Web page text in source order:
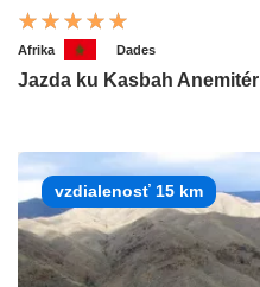
Afrika Dades
Jazda ku Kasbah Anemitér
vzdialenosť 15 km